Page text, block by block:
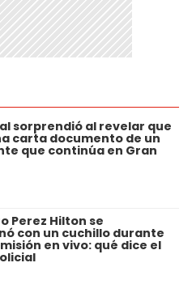
sorprendió al revelar que
carta documento de un
que continúa en Gran
Perez Hilton se
con un cuchillo durante
en vivo: qué dice el